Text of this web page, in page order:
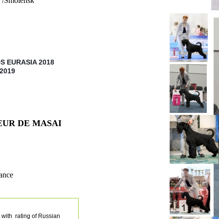
EURASIA 2018
DE MASAI
with rating of Russian